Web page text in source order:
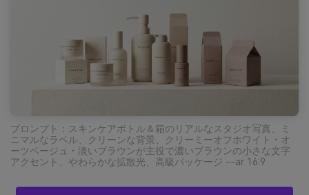
プロンプト：スキンケアボトル＆箱のリアルなスタジオ写真、ミ
ニマルなラベル、クリーンな背景、クリーミーオフホワイト・オ
ーツベージュ・淡いブラウンが主役で濃いブラウンの小さな文字
アクセント、やわらかな拡散光、高級パッケージ --ar 16:9